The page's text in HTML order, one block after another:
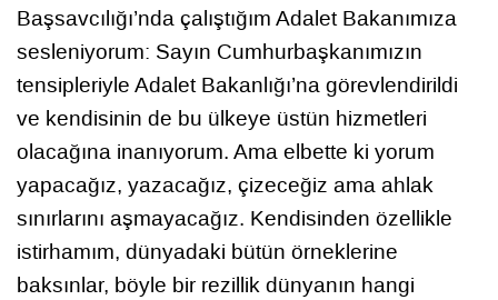
Başsavcılığı’nda çalıştığım Adalet Bakanımıza
sesleniyorum: Sayın Cumhurbaşkanımızın
tensipleriyle Adalet Bakanlığı’na görevlendirildi
ve kendisinin de bu ülkeye üstün hizmetleri
olacağına inanıyorum. Ama elbette ki yorum
yapacağız, yazacağız, çizeceğiz ama ahlak
sınırlarını aşmayacağız. Kendisinden özellikle
istirhamım, dünyadaki bütün örneklerine
baksınlar, böyle bir rezillik dünyanın hangi